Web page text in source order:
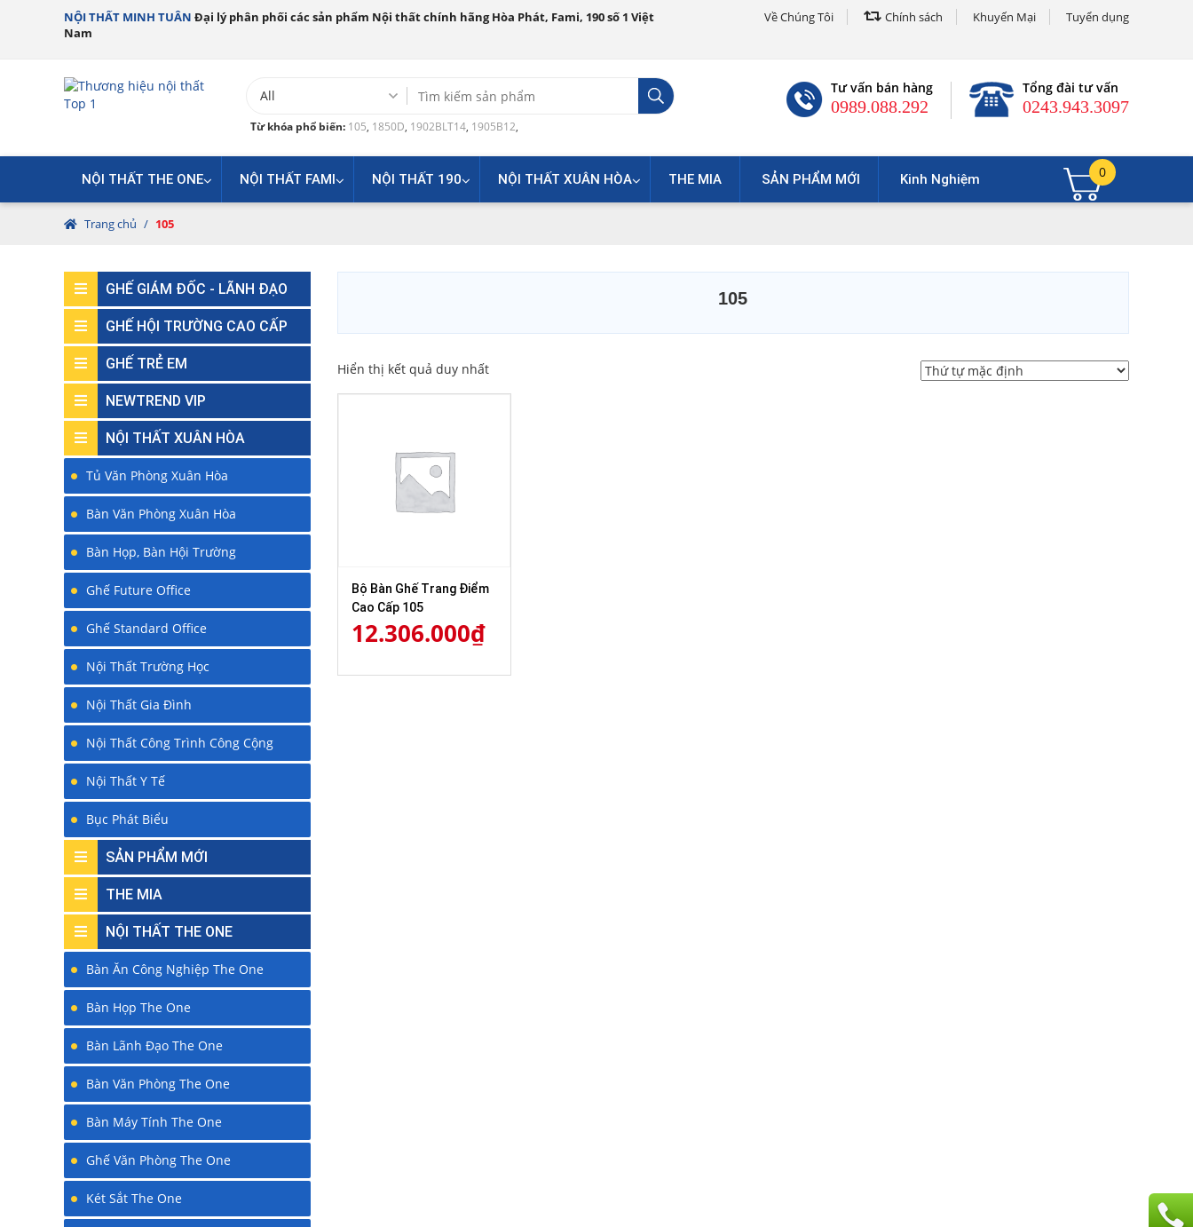
NỘI THẤT MINH TUÂN Đại lý phân phối các sản phẩm Nội thất chính hãng Hòa Phát, Fami, 190 số 1 Việt
Nam
Về Chúng Tôi Chính sách Khuyến Mại Tuyển dụng
for:
Từ khóa phổ biến: 105, 1850D, 1902BLT14, 1905B12,
Tư vấn bán hàng
0989.088.292
Tổng đài tư vấn
0243.943.3097
NỘI THẤT THE ONE NỘI THẤT FAMI NỘI THẤT 190 NỘI THẤT XUÂN HÒA THE MIA SẢN PHẨM MỚI Kinh Nghiệm 0
Trang chủ / 105
GHẾ GIÁM ĐỐC - LÃNH ĐẠO
GHẾ HỘI TRƯỜNG CAO CẤP
GHẾ TRẺ EM
NEWTREND VIP
NỘI THẤT XUÂN HÒA
Tủ Văn Phòng Xuân Hòa
Bàn Văn Phòng Xuân Hòa
Bàn Họp, Bàn Hội Trường
Ghế Future Office
Ghế Standard Office
Nội Thất Trường Học
Nội Thất Gia Đình
Nội Thất Công Trình Công Cộng
Nội Thất Y Tế
Bục Phát Biểu
SẢN PHẨM MỚI
THE MIA
NỘI THẤT THE ONE
Bàn Ăn Công Nghiệp The One
Bàn Họp The One
Bàn Lãnh Đạo The One
Bàn Văn Phòng The One
Bàn Máy Tính The One
Ghế Văn Phòng The One
Két Sắt The One
105
Hiển thị kết quả duy nhất
Bộ Bàn Ghế Trang Điểm
Cao Cấp 105
12.306.000₫